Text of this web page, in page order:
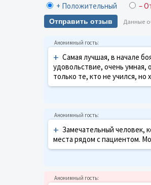
+ Положительный –
Отправить отзыв Данные
+ Самая лучшая, в начале
удовольствие, очень
только те, кто не учился,
+ Замечательный человек,
места рядом с пациентом.